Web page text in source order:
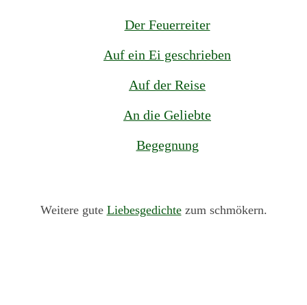
Der Feuerreiter
Auf ein Ei geschrieben
Auf der Reise
An die Geliebte
Begegnung
Weitere gute Liebesgedichtezum schmökern.